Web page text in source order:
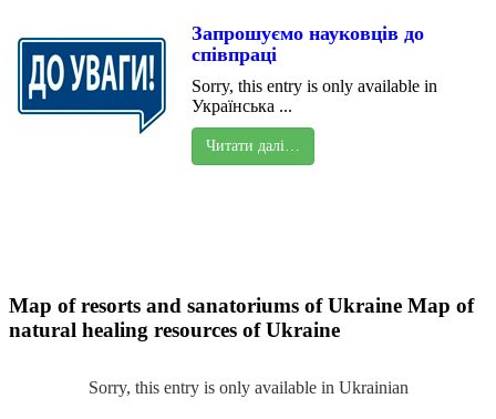
Запрошуємо науковців до
співпраці
Sorry, this entry is only available in
Українська ...
Читати далі…
Map of resorts and sanatoriums of Ukraine Map of
natural healing resources of Ukraine
Sorry, this entry is only available in Ukrainian